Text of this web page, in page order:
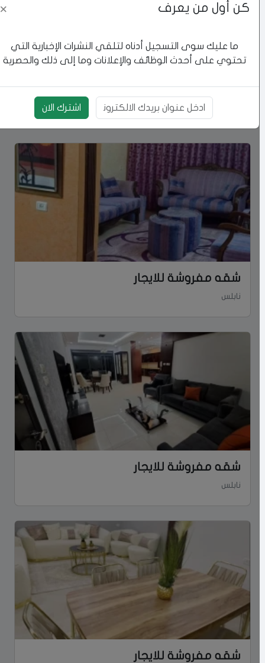
شقه غير مفروشة للايجار
شقه مفروشة للايجار
نابلس
شقه مفروشة للايجار
نابلس
شقه مفروشة للايجار
كن أول من يعرف ×
ما عليك سوى التسجيل أدناه لتلقي النشرات الإخبارية التي
تحتوي على أحدث الوظائف والإعلانات وما إلى ذلك والحصرية
بريد الالكتروني
اشترك الان